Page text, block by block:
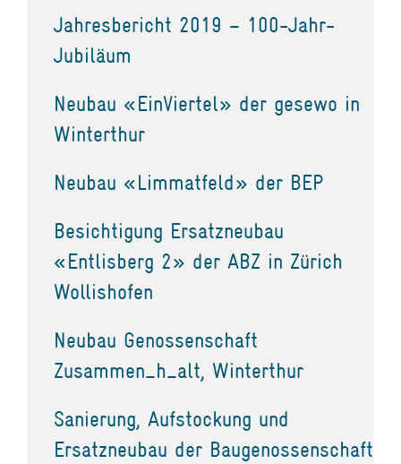
Jahresbericht 2019 – 100-Jahr-
Jubiläum
Neubau «EinViertel» der gesewo in
Winterthur
Neubau «Limmatfeld» der BEP
Besichtigung Ersatzneubau
«Entlisberg 2» der ABZ in Zürich
Wollishofen
Neubau Genossenschaft
Zusammen_h_alt, Winterthur
Sanierung, Aufstockung und
Ersatzneubau der Baugenossenschaft